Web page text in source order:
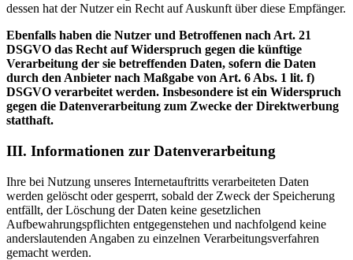
dessen hat der Nutzer ein Recht auf Auskunft über diese Empfänger.
Ebenfalls haben die Nutzer und Betroffenen nach Art. 21
DSGVO das Recht auf Widerspruch gegen die künftige
Verarbeitung der sie betreffenden Daten, sofern die Daten
durch den Anbieter nach Maßgabe von Art. 6 Abs. 1 lit. f)
DSGVO verarbeitet werden. Insbesondere ist ein Widerspruch
gegen die Datenverarbeitung zum Zwecke der Direktwerbung
statthaft.
III. Informationen zur Datenverarbeitung
Ihre bei Nutzung unseres Internetauftritts verarbeiteten Daten
werden gelöscht oder gesperrt, sobald der Zweck der Speicherung
entfällt, der Löschung der Daten keine gesetzlichen
Aufbewahrungspflichten entgegenstehen und nachfolgend keine
anderslautenden Angaben zu einzelnen Verarbeitungsverfahren
gemacht werden.